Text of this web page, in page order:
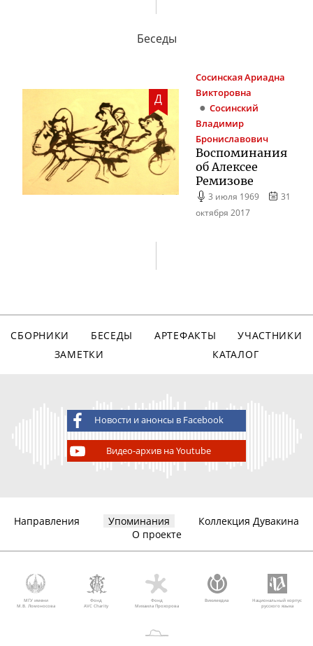
Беседы
Д
СосинскаяАриадна
Викторовна
Сосинский
Владимир
Брониславович
Воспоминания
об Алексее
Ремизове
3 июля 1969
31
октября 2017
СБОРНИКИ БЕСЕДЫ АРТЕФАКТЫ
УЧАСТНИКИ
ЗАМЕТКИ
КАТАЛОГ
Новости и анонсы в Facebook
Видео-архив на Youtube
Направления Упоминания
Коллекция Дувакина
О проекте
МГУ имени
М.В. Ломоносова
Фонд
AVC Charity
Фонд
Михаила Прохорова
Викимедиа
Национальный корпус
русского языка